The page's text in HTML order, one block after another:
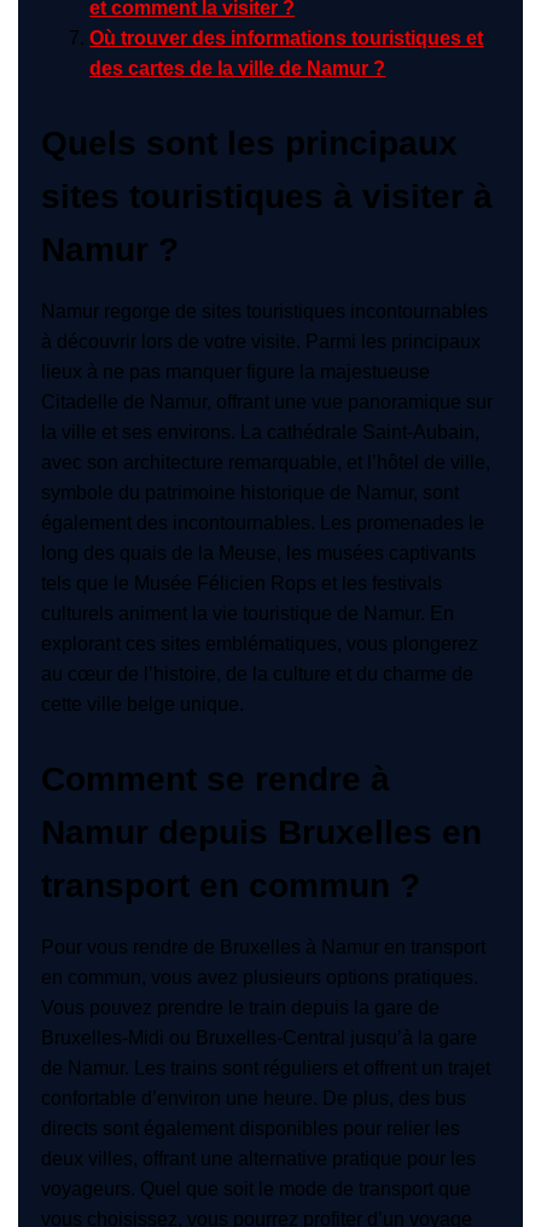
et comment la visiter ?
Où trouver des informations touristiques et
des cartes de la ville de Namur ?
Quels sont les principaux
sites touristiques à visiter à
Namur ?
Namur regorge de sites touristiques incontournables
à découvrir lors de votre visite. Parmi les principaux
lieux à ne pas manquer figure la majestueuse
Citadelle de Namur, offrant une vue panoramique sur
la ville et ses environs. La cathédrale Saint-Aubain,
avec son architecture remarquable, et l’hôtel de ville,
symbole du patrimoine historique de Namur, sont
également des incontournables. Les promenades le
long des quais de la Meuse, les musées captivants
tels que le Musée Félicien Rops et les festivals
culturels animent la vie touristique de Namur. En
explorant ces sites emblématiques, vous plongerez
au cœur de l’histoire, de la culture et du charme de
cette ville belge unique.
Comment se rendre à
Namur depuis Bruxelles en
transport en commun ?
Pour vous rendre de Bruxelles à Namur en transport
en commun, vous avez plusieurs options pratiques.
Vous pouvez prendre le train depuis la gare de
Bruxelles-Midi ou Bruxelles-Central jusqu’à la gare
de Namur. Les trains sont réguliers et offrent un trajet
confortable d’environ une heure. De plus, des bus
directs sont également disponibles pour relier les
deux villes, offrant une alternative pratique pour les
voyageurs. Quel que soit le mode de transport que
vous choisissez, vous pourrez profiter d’un voyage